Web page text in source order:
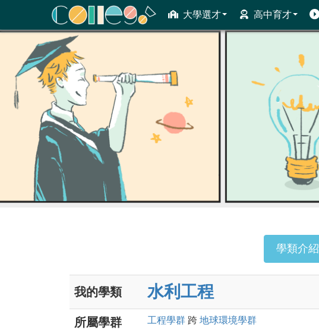
大學選才 高中育才
ColleGo! 大學選才與高中育才輔助系統
學類介紹
我的學類 水利工程
所屬學群 工程學群 跨 地球環境學群